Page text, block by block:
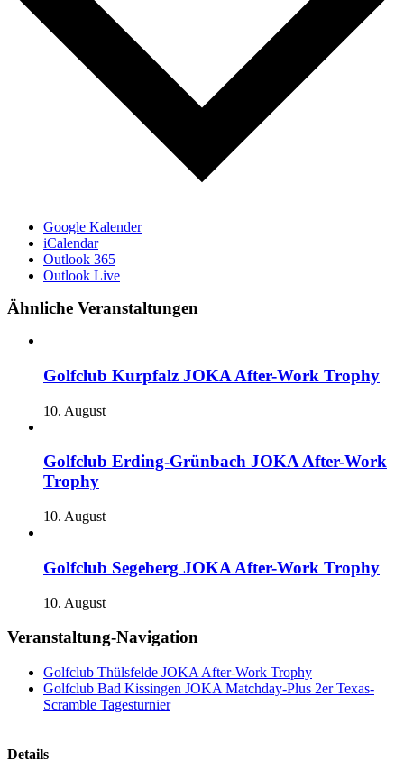
Google Kalender
iCalendar
Outlook 365
Outlook Live
Ähnliche Veranstaltungen
Golfclub Kurpfalz JOKA After-Work Trophy
10. August
Golfclub Erding-Grünbach JOKA After-Work
Trophy
10. August
Golfclub Segeberg JOKA After-Work Trophy
10. August
Veranstaltung-Navigation
Golfclub Thülsfelde JOKA After-Work Trophy
Golfclub Bad Kissingen JOKA Matchday-Plus 2er Texas-
Scramble Tagesturnier
Details